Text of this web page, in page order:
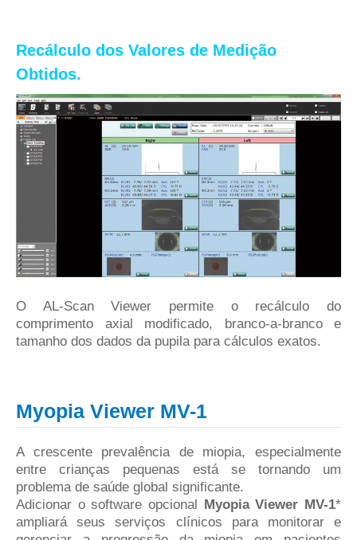
Recálculo dos Valores de Medição
Obtidos.
O AL-Scan Viewer permite o recálculo do
comprimento axial modificado, branco-a-branco e
tamanho dos dados da pupila para cálculos exatos.
Myopia Viewer MV-1
A crescente prevalência de miopia, especialmente
entre crianças pequenas está se tornando um
problema de saúde global significante.
Adicionar o software opcional Myopia Viewer MV-1*
ampliará seus serviços clínicos para monitorar e